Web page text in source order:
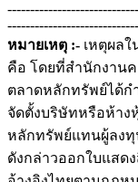
หมายเหตุ :- เหตุผล
คือ โดยที่สำนักงาน
ตลาดหลักทรัพย์ได้ก
จัดตั้งบริษัทหรือห้า
หลักทรัพย์แทนผู้ลง
ดังกล่าวออกใบแสด